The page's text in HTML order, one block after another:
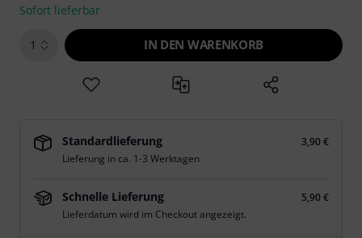
Sofort lieferbar
1 IN DEN WARENKORB
Standardlieferung
3,90 €
Lieferung in ca. 1-3 Werktagen
Schnelle Lieferung
5,90 €
Lieferdatum wird im Checkout angezeigt.